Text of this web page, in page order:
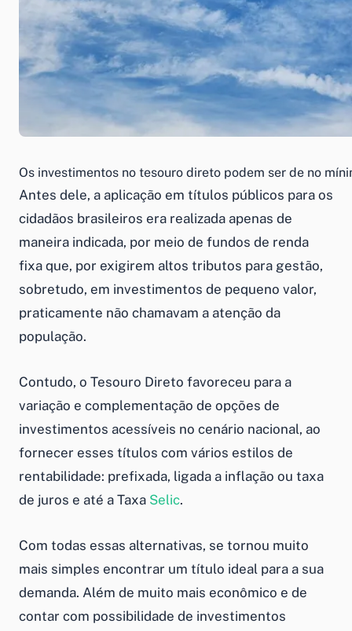
Os investimentos no tesouro direto podem ser de no
Antes dele, a aplicação em títulos públicos para os
cidadãos brasileiros era realizada apenas de
maneira indicada, por meio de fundos de renda
fixa que, por exigirem altos tributos para gestão,
sobretudo, em investimentos de pequeno valor,
praticamente não chamavam a atenção da
população.
Contudo, o Tesouro Direto favoreceu para a
variação e complementação de opções de
investimentos acessíveis no cenário nacional, ao
fornecer esses títulos com vários estilos de
rentabilidade: prefixada, ligada a inflação ou taxa
de juros e até a Taxa Selic.
Com todas essas alternativas, se tornou muito
mais simples encontrar um título ideal para a sua
demanda. Além de muito mais econômico e de
contar com possibilidade de investimentos